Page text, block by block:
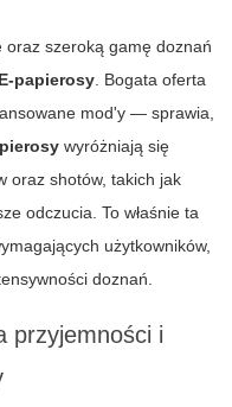
szeroką gamę doznań
E-papierosy . Bogata oferta
mod'y — sprawia,
wyróżniają się
oraz shotów, takich jak
odczucia. To właśnie ta
użytkowników,
doznań.
przyjemności i